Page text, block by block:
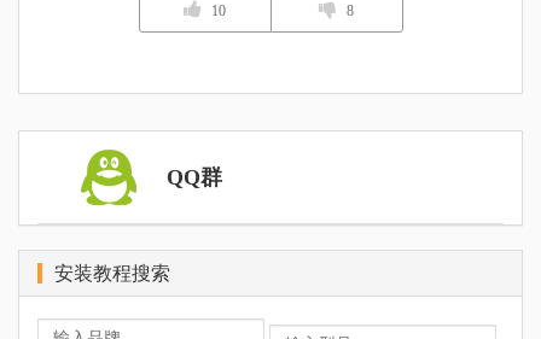
10 8
QQ群
安装教程搜索